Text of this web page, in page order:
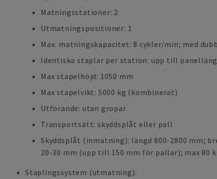
Matningsstationer: 2
Utmatningspositioner: 1
Max. matningskapacitet: 8 cykler/min; med
Identiska staplar per station: upp till
Max stapelhöjd: 1050 mm
Max stapelvikt: 5000 kg (kombinerat)
Utförande: utan gropar
Transportsätt: skyddsplåt eller pall
Skyddsplåt (inmatning): längd 800-2800 mm;
20-30 mm (upp till 150 mm för pallar); max 80
Staplingssystem (utmatning):